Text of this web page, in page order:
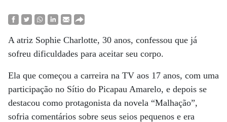
A atriz Sophie Charlotte, 30 anos, confessou que já
sofreu dificuldades para aceitar seu corpo.
Ela que começou a carreira na TV aos 17 anos, com uma
participação no Sítio do Picapau Amarelo, e depois se
destacou como protagonista da novela “Malhação”,
sofria comentários sobre seus seios pequenos e era